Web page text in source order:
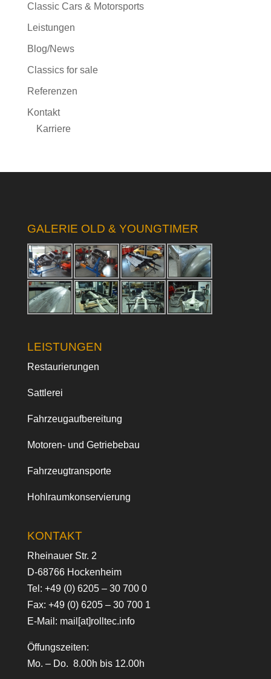
Classic Cars & Motorsports
Leistungen
Blog/News
Classics for sale
Referenzen
Kontakt
Karriere
GALERIE OLD & YOUNGTIMER
LEISTUNGEN
Restaurierungen
Sattlerei
Fahrzeugaufbereitung
Motoren- und Getriebebau
Fahrzeugtransporte
Hohlraumkonservierung
KONTAKT
Rheinauer Str. 2
D-68766 Hockenheim
Tel: +49 (0) 6205 – 30 700 0
Fax: +49 (0) 6205 – 30 700 1
E-Mail: mail[at]rolltec.info
Öffungszeiten:
Mo. – Do. 8.00h bis 12.00h